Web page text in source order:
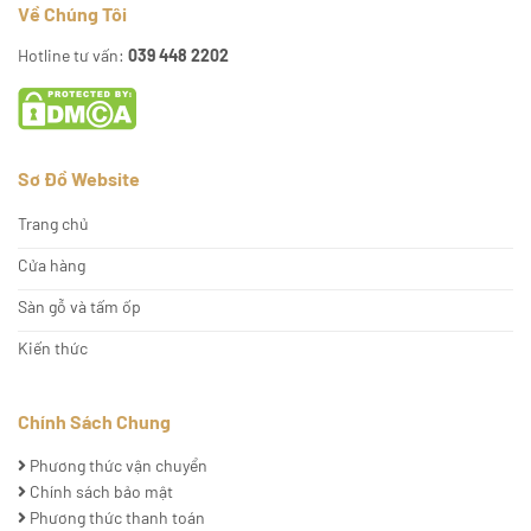
Về Chúng Tôi
Hotline tư vấn: 039 448 2202
Sơ Đồ Website
Trang chủ
Cửa hàng
Sàn gỗ và tấm ốp
Kiến thức
Chính Sách Chung
Phương thức vận chuyển
Chính sách bảo mật
Phương thức thanh toán